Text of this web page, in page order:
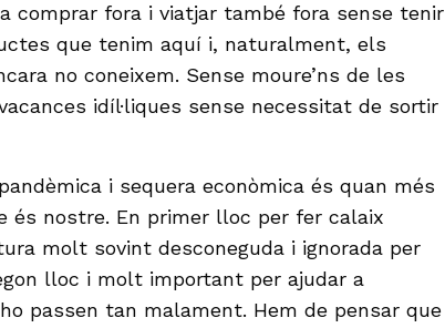
comprar fora i viatjar també fora sense tenir
que tenim aquí i, naturalment, els
no coneixem. Sense moure’ns de les
idíl·liques sense necessitat de sortir
i sequera econòmica és quan més
és nostre. En primer lloc per fer calaix
molt sovint desconeguda i ignorada per
lloc i molt important per ajudar a
passen tan malament. Hem de pensar que